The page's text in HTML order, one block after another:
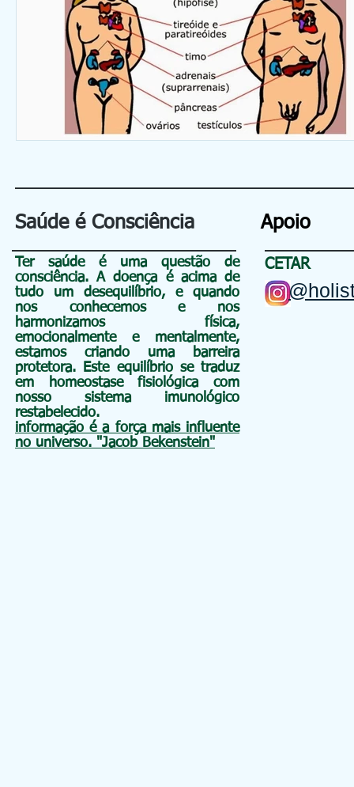
Saúde é Consciência Apoio
Ter saúde é uma questão de
consciência. A doença é acima de
tudo um desequilíbrio, e quando
nos conhecemos e nos
harmonizamos física,
emocionalmente e mentalmente,
estamos criando uma barreira
protetora. Este equilíbrio se traduz
em homeostase fisiológica com
nosso sistema imunológico
restabelecido.
informação é a força mais influente
no universo. "Jacob Bekenstein"
CETAR